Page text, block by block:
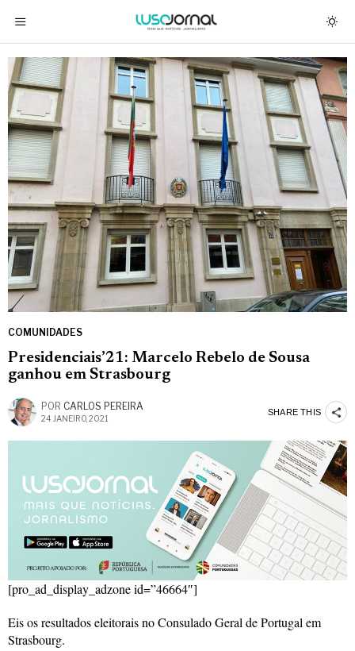
COMUNIDADES
Presidenciais’21: Marcelo Rebelo de Sousa
ganhou em Strasbourg
POR CARLOS PEREIRA
24 JANEIRO, 2021
SHARE THIS
[pro_ad_display_adzone id=”46664″]
Eis os resultados eleitorais no Consulado Geral de Portugal em
Strasbourg.